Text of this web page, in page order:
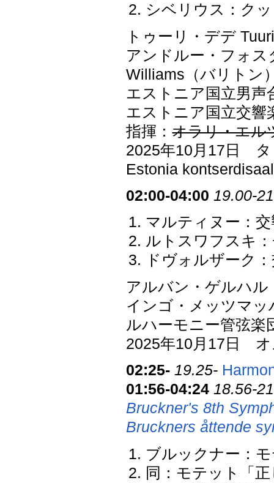
シベリウス：ク
トゥーリ・デデ
アンドルー・フォス
Williams（バリトン
エストニア国立男声
エストニア国立交響
指揮：オラリ・エル
2025年10月17日 タ
Estonia
02:00-04:00 19.00-
マルティヌー：
ルトスワフスキ
ドヴォルザーク
アルバン・ゲルハル
インゴ・メッツマ
ルハーモニー管弦楽
2025年10月17日 オ
02:25- 19.25-
01:56-04:24 18.56-
Bruckner's 8th
Bruckners åttende
ブルックナー：
同：モテット「